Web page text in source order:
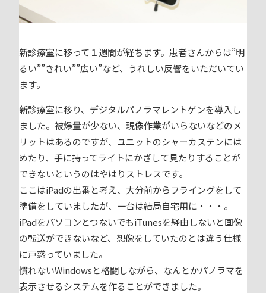
新診療室に移って１週間が経ちます。患者さんからは”明
るい””きれい””広い”など、うれしい反響をいただいてい
ます。
新診療室に移り、デジタルパノラマレントゲンを導入し
ました。被爆量が少ない、現像作業がいらないなどのメ
リットはあるのですが、ユニットのシャーカステンには
めたり、手に持ってライトにかざして見たりすることが
できないというのはやはりストレスです。
ここはiPadの出番と考え、大分前からフライングをして
準備をしていましたが、一台は結局自宅用に・・・。
iPadをパソコンとつないでもiTunesを経由しないと画像
の転送ができないなど、想像をしていたのとは違う仕様
に戸惑っていました。
慣れないWindowsと格闘しながら、なんとかパノラマを
表示させるシステムを作ることができました。